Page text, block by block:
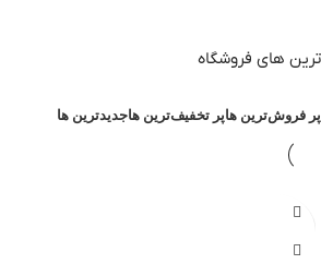
ترین های فروشگاه
پر فروش‌ترین هاپر تخفیف‌ترین هاجدیدترین ها